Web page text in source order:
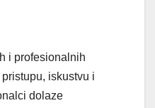
i profesionalnih
iskustvu i
dolaze